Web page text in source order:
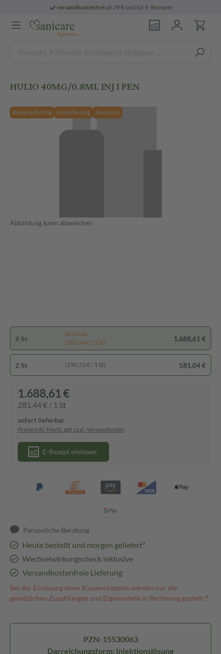
versandkostenfreiab 29 € und für E-Rezepte
HULIO 40MG/0.8ML INJ I PEN
Rezeptpflichtig Kühlpflichtig Reimport
Abbildung kann abweichen
6 St
Spartipp
(281,44 € / 1 St)
1.688,61 €
2 St (290,52 € / 1 St) 581,04 €
1.688,61 €
281,44 € / 1 St
sofort lieferbar
Preise inkl. MwSt. ggf. zzgl. Versandkosten
E-Rezept einlösen
Persönliche Beratung
Heute bestellt und morgen geliefert³
Wechselwirkungscheck inklusive
Versandkostenfreie Lieferung
Bei der Einlösung eines Kassenrezeptes werden nur die
gesetzlichen Zuzahlungen und Eigenanteile in Rechnung gestellt.⁴
PZN: 15530063
Darreichungsform: Injektionslösung